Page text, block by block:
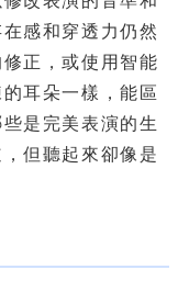
感和穿透力仍然
正，或使用智能
耳朵一樣，能區
是完美表演的生
但聽起來卻像是